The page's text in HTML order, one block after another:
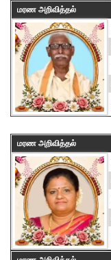
மரண அறிவித்தல்
மரண அறிவித்தல்